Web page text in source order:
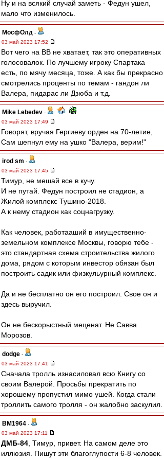
Ну и на всякий случай заметь - Федун ушел,
мало что изменилось.
МосфОлд -
03 май 2023 17:52
Вот чего на ВВ не хватает, так это оперативных
голосовалок. По лучшему игроку Спартака
есть, по мячу месяца, тоже. А как бы прекрасно
смотрелись проценты по темам - гандон ли
Валера, пидарас ли Дзюба и т.д.
Mike Lebedev -
03 май 2023 17:49
Говорят, вручая Гергиеву орден на 70-летие,
Сам шепнул ему на ушко "Валера, верим!"
irod sm -
03 май 2023 17:45
Тимур, не мешай все в кучу.
И не путай. Федун построил не стадион, а
Жилой комплекс Тушино-2018.
А к нему стадион как соцнагрузку.
Как человек, работааший в имущественно-
земельном комплексе Москвы, говорю тебе -
это стандартная схема строительства жилого
дома, рядом с которым инвестор обязан был
построить садик или физкульурный комплекс.
Да и не бесплатно он его построил. Свое он и
здесь выручил.
Он не бескорыстный меценат. Не Савва
Морозов.
dodge -
03 май 2023 17:41
Сначала тролль изнасиловал всю Книгу со
своим Валерой. Просьбы прекратить по
хорошему пропустил мимо ушей. Когда стали
троллить самого тролля - он жалобно заскулил.
BM1964 -
03 май 2023 17:11
ДМБ-84 , Тимур, привет. На самом деле это
иллюзия. Пишут эти благоглупости 6-8 человек.